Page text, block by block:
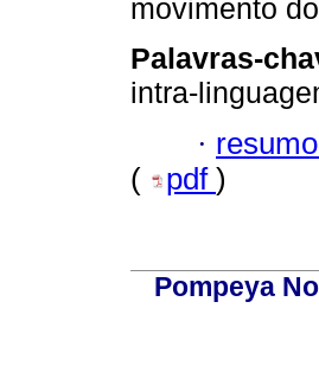
movimento
Palavras-
intra-
·
(
pdf )
Pompeya